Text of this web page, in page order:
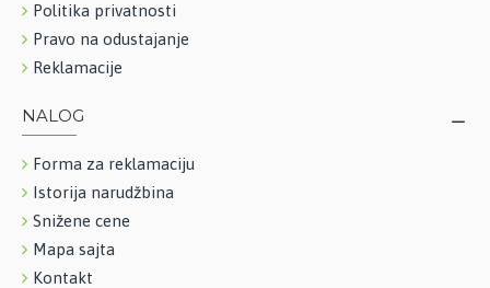
Politika privatnosti
Pravo na odustajanje
Reklamacije
NALOG
Forma za reklamaciju
Istorija narudžbina
Snižene cene
Mapa sajta
Kontakt